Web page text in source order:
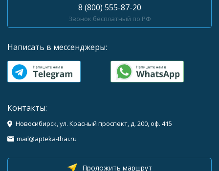
8 (800) 555-87-20
Звонок бесплатный по РФ
Написать в мессенджеры:
Контакты:
Новосибирск, ул. Красный проспект, д. 200, оф. 415
mail@apteka-thai.ru
Проложить маршрут